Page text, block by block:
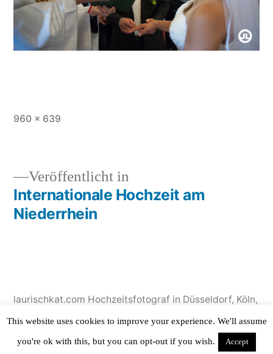
Originalgröße
960 × 639
Beitragsnavigation
Veröffentlicht in
Internationale Hochzeit am
Niederrhein
laurischkat.com Hochzeitsfotograf in Düsseldorf, Köln,
NRW
, Stolz präsentiert von WordPress.
This website uses cookies to improve your experience. We'll assume
you're ok with this, but you can opt-out if you wish.
Accept